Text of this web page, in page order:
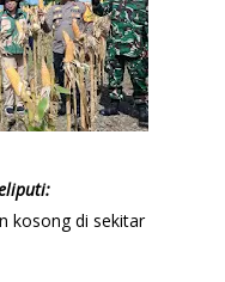
kosong di sekitar